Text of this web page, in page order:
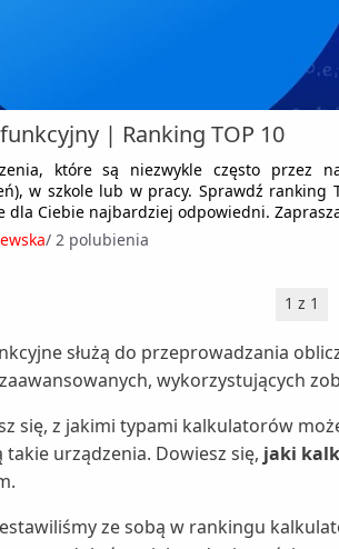
| Ranking TOP 10
które są niezwykle często przez
w szkole lub w pracy. Sprawdź
dla Ciebie najbardziej odpowiedni.
/ 2 polubienia
1 z 1
służą do przeprowadzania
wykorzystujących
się, z jakimi typami kalkulatorów
takie urządzenia. Dowiesz się, jaki
ze sobą w rankingu